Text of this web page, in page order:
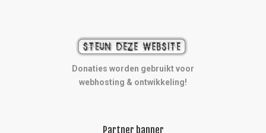
Donaties worden gebruikt voor
webhosting & ontwikkeling!
Partner banner